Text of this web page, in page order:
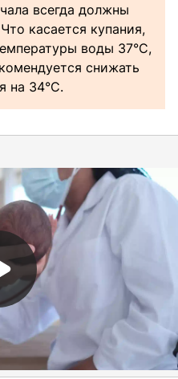
всегда должны
касается купания,
воды 37°С,
снижать
на 34°С.